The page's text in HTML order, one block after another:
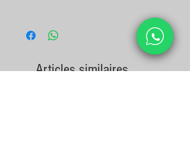
VALEURS NUTRITIONNELLES
MOYENNES ( pour 100G ) :
énergie ( KCAL ) :247
Articles similaires